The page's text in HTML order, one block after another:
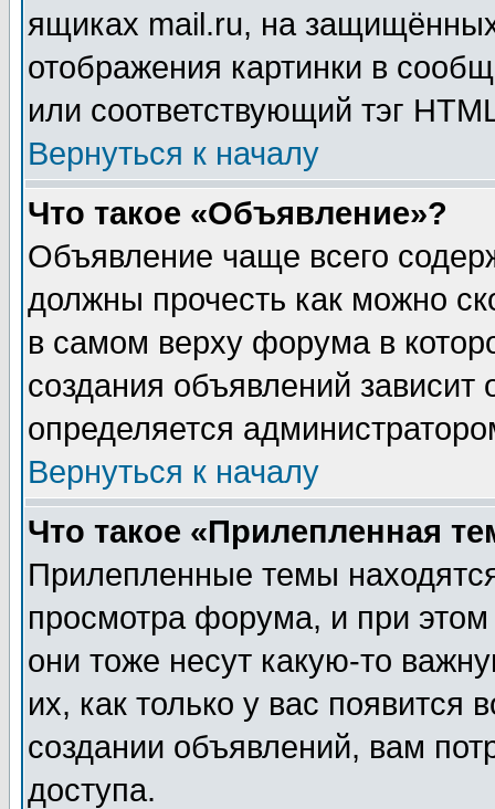
ящиках mail.ru, на
отображения картинки в
или соответствующий тэг
Вернуться к началу
Что такое «Объявление»?
Объявление чаще всего
должны прочесть как можно
в самом верху форума в
создания объявлений зависит
определяется
Вернуться к началу
Что такое «Прилепленная
Прилепленные темы
просмотра форума, и при
они тоже несут какую-то
их, как только у вас появится
создании объявлений, вам
доступа.